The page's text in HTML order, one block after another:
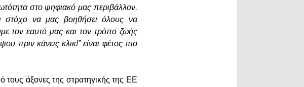
στο ψηφιακό μας περιβάλλον.
στόχο να μας βοηθήσει όλους να
τον εαυτό μας και τον τρόπο ζωής
πριν κάνεις κλικ!” είναι φέτος πιο
τους άξονες της στρατηγικής της ΕΕ